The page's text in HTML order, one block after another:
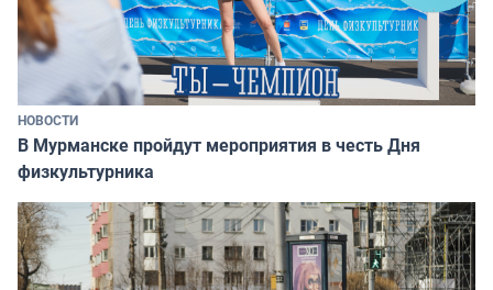
НОВОСТИ
В Мурманске пройдут мероприятия в честь Дня
физкультурника